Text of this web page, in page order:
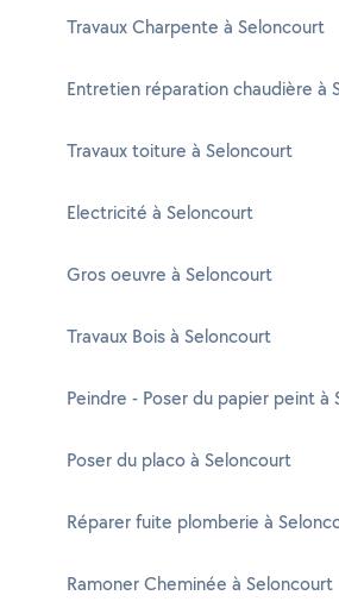
Travaux Charpente à Seloncourt
Entretien réparation chaudière à
Travaux toiture à Seloncourt
Electricité à Seloncourt
Gros oeuvre à Seloncourt
Travaux Bois à Seloncourt
Peindre - Poser du papier peint à
Poser du placo à Seloncourt
Réparer fuite plomberie à
Ramoner Cheminée à Seloncourt